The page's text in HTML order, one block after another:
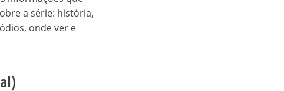
a série: história,
onde ver e